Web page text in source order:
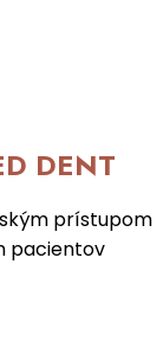
DENT
prístupom
pacientov